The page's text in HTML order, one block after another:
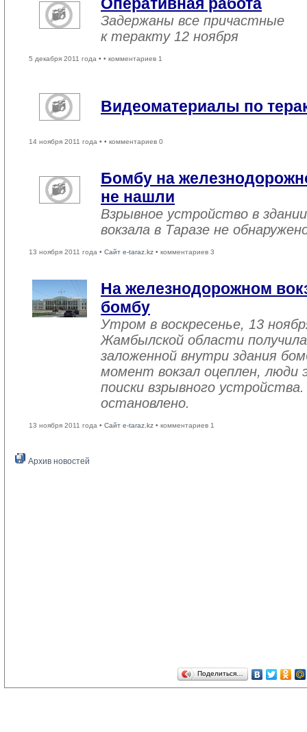
Задержаны все причастные
к теракту 12 ноября
5 декабря 2011 года • • комментариев 1
Видеоматериалы по
14 ноября 2011 года • • комментариев 0
Бомбу на
не нашли
Взрывное устройство в
вокзала в Таразе не
13 ноября 2011 года • Сайт e-taraz.kz • комментариев 3
На железнодорожном
бомбу
Утром в воскресенье, 13
Жамбылской области
заложенной внутри здания
момент вокзал оцеплен, люди
поиски взрывного
остановлено.
13 ноября 2011 года • Сайт e-taraz.kz • комментариев 1
Архив новостей
Поделиться…